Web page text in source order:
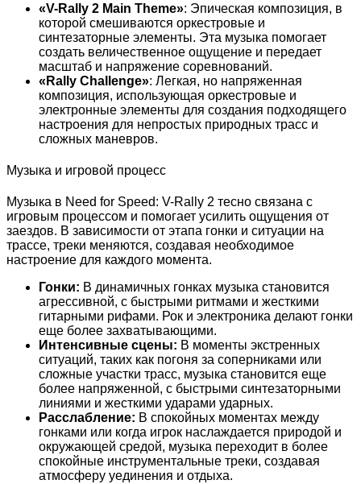
«V-Rally 2 Main Theme»: Эпическая композиция, в
которой смешиваются оркестровые и
синтезаторные элементы. Эта музыка помогает
создать величественное ощущение и передает
масштаб и напряжение соревнований.
«Rally Challenge»: Легкая, но напряженная
композиция, использующая оркестровые и
электронные элементы для создания подходящего
настроения для непростых природных трасс и
сложных маневров.
Музыка и игровой процесс
Музыка в Need for Speed: V-Rally 2 тесно связана с
игровым процессом и помогает усилить ощущения от
заездов. В зависимости от этапа гонки и ситуации на
трассе, треки меняются, создавая необходимое
настроение для каждого момента.
Гонки: В динамичных гонках музыка становится
агрессивной, с быстрыми ритмами и жесткими
гитарными рифами. Рок и электроника делают гонки
еще более захватывающими.
Интенсивные сцены: В моменты экстренных
ситуаций, таких как погоня за соперниками или
сложные участки трасс, музыка становится еще
более напряженной, с быстрыми синтезаторными
линиями и жесткими ударами ударных.
Расслабление: В спокойных моментах между
гонками или когда игрок наслаждается природой и
окружающей средой, музыка переходит в более
спокойные инструментальные треки, создавая
атмосферу уединения и отдыха.